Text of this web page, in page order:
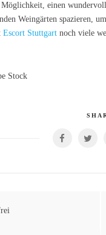
einen
Weingärten spazieren,
Escort Stuttgart noch viele
Stock